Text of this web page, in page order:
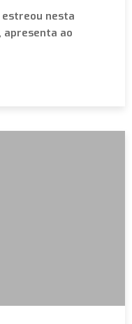
estreou nesta
apresenta ao